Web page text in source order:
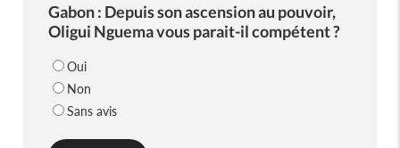
Gabon : Depuis son ascension au pouvoir,
Oligui Nguema vous parait-il compétent ?
Oui
Non
Sans avis